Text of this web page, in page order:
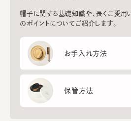
帽子に関する基礎知識や、長くご愛用
のポイントについてご紹介します。
お手入れ方法
保管方法